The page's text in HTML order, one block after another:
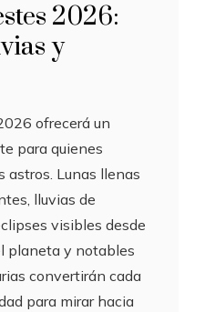
2026:
y
ofrecerá un
para quienes
astros. Lunas llenas
lluvias de
visibles desde
planeta y notables
convertirán cada
para mirar hacia